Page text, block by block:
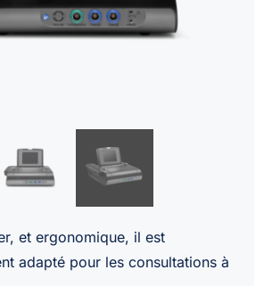
et ergonomique, il est
adapté pour les consultations à